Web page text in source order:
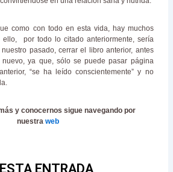
como con todo en esta vida, hay muchos
ello, por todo lo citado anteriormente, sería
pasado, cerrar el libro anterior, antes
ya que, sólo se puede pasar página
“se ha leído conscientemente” y no
y conocernos sigue navegando por
nuestra web
ENTRADA